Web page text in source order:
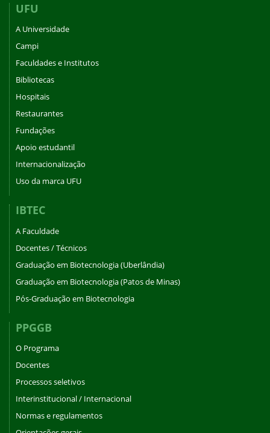
UFU
A Universidade
Campi
Faculdades e Institutos
Bibliotecas
Hospitais
Restaurantes
Fundações
Apoio estudantil
Internacionalização
Uso da marca UFU
IBTEC
A Faculdade
Docentes / Técnicos
Graduação em Biotecnologia (Uberlândia)
Graduação em Biotecnologia (Patos de Minas)
Pós-Graduação em Biotecnologia
PPGGB
O Programa
Docentes
Processos seletivos
Interinstitucional / Internacional
Normas e regulamentos